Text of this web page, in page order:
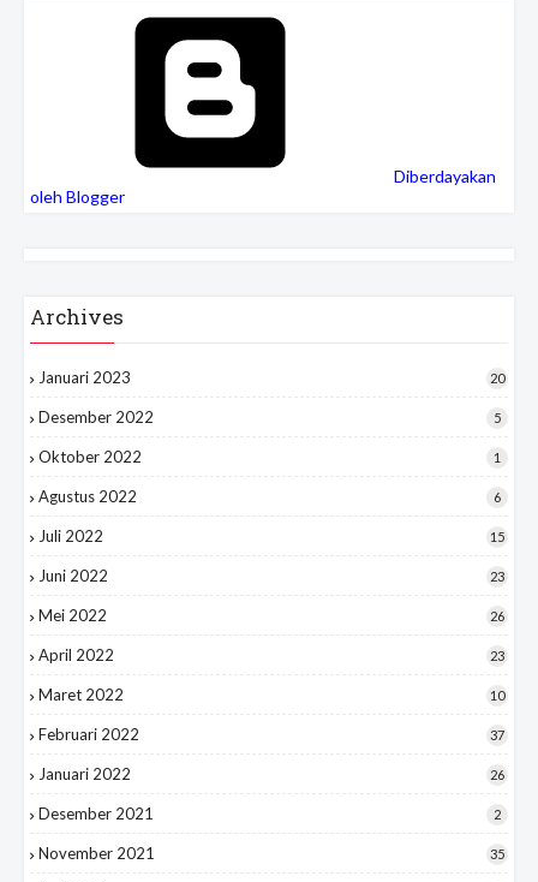
Diberdayakan
oleh Blogger
Archives
Januari 2023 20
Desember 2022 5
Oktober 2022 1
Agustus 2022 6
Juli 2022 15
Juni 2022 23
Mei 2022 26
April 2022 23
Maret 2022 10
Februari 2022 37
Januari 2022 26
Desember 2021 2
November 2021 35